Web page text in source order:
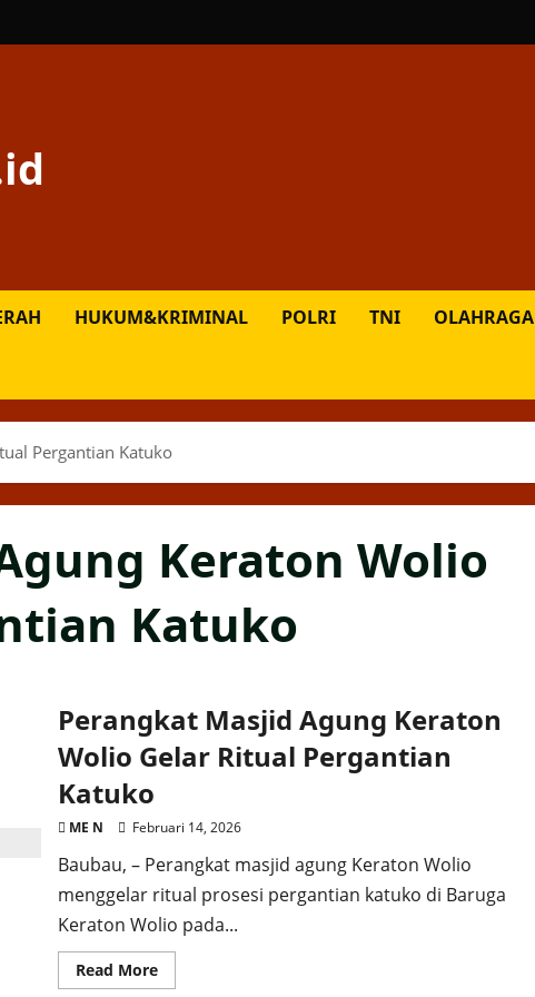
HUKUM&KRIMINAL POLRI TNI OLAHRAGA
Pergantian Katuko
Keraton Wolio
Katuko
Perangkat Masjid Agung Keraton
Wolio Gelar Ritual Pergantian
Katuko
ME N Februari 14, 2026
Baubau, – Perangkat masjid agung Keraton Wolio
menggelar ritual prosesi pergantian katuko di Baruga
Keraton Wolio pada...
Read MoreRead
more